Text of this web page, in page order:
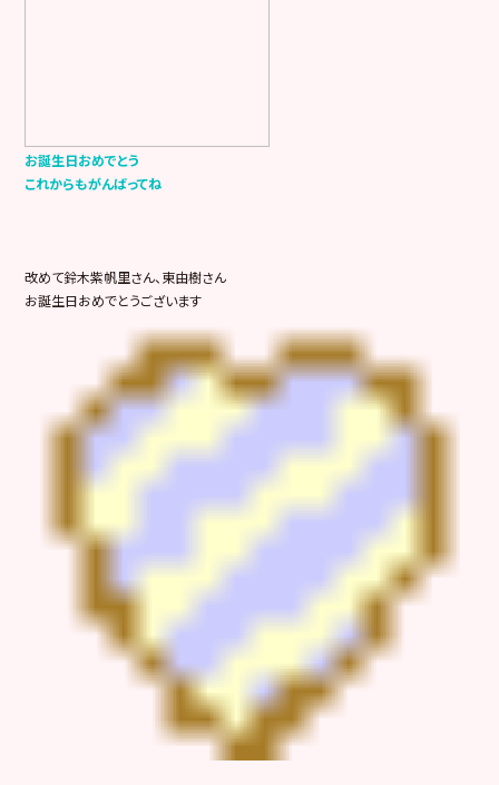
お誕生日おめでとう
これからもがんばってね
改めて鈴木紫帆里さん、東由樹さん
お誕生日おめでとうございます